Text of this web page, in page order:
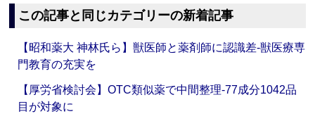
この記事と同じカテゴリーの新着記事
【昭和薬大 神林氏ら】獣医師と薬剤師に認識差‐獣医療専
門教育の充実を
【厚労省検討会】OTC類似薬で中間整理‐77成分1042品
目が対象に